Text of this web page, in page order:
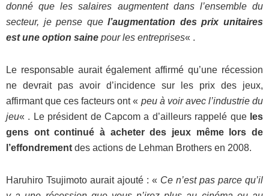
donné que les salaires augmentent dans l’ensemble du
secteur, je pense quel’augmentation des prix unitaires
est une option saine pour les entreprises« .
Le responsable aurait également affirmé qu’une récession
ne devrait pas avoir d’incidence sur les prix des jeux,
affirmant que ces facteurs ont « peu à voir avec l’industrie du
jeu« . Le président de Capcom a d’ailleurs rappelé que les
gens ont continué à acheter des jeux même lors de
l’effondrement des actions de Lehman Brothers en 2008.
Haruhiro Tsujimoto aurait ajouté : « Ce n’est pas parce qu’il